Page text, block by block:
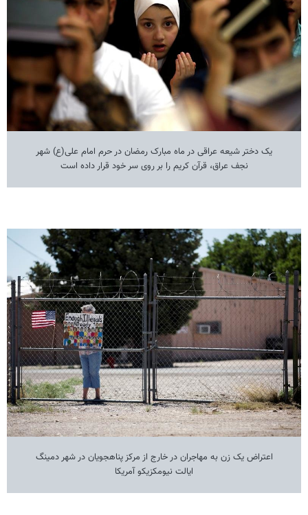
یک دختر شیعه عراقی در ماه مبارک رمضان در حرم امام علی(ع) شهر
نجف عراق، قرآن کریم را بر روی سر خود قرار داده است
اعتراض یک زن به مهاجران در خارج از مرکز پناهجویان در شهر دمینگ
ایالت نیومکزیکو آمریکا